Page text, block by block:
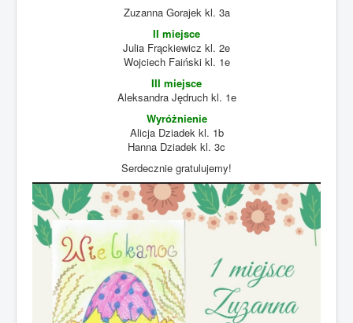
Zuzanna Gorajek kl. 3a
II miejsce
Julia Frąckiewicz kl. 2e
Wojciech Faiński kl. 1e
III miejsce
Aleksandra Jędruch kl. 1e
Wyróżnienie
Alicja Dziadek kl. 1b
Hanna Dziadek kl. 3c
Serdecznie gratulujemy!